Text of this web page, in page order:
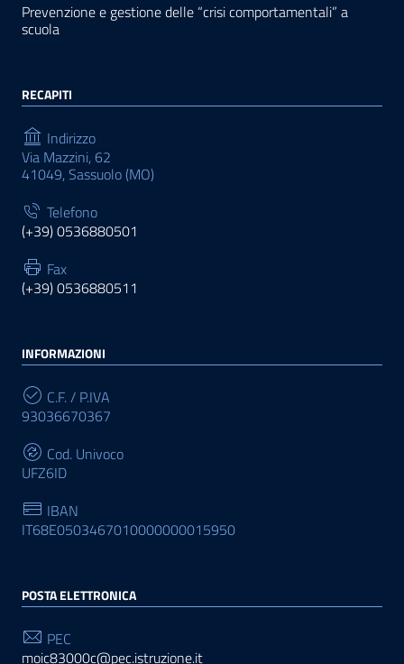
Prevenzione e gestione delle “crisi comportamentali” a
scuola
RECAPITI
Indirizzo
Via Mazzini, 62
41049, Sassuolo (MO)
Telefono
(+39) 0536880501
Fax
(+39) 0536880511
INFORMAZIONI
C.F. / P.IVA
93036670367
Cod. Univoco
UFZ6ID
IBAN
IT68E0503467010000000015950
POSTA ELETTRONICA
PEC
moic83000c@pec.istruzione.it